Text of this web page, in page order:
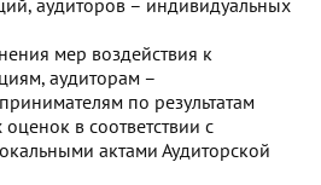
аудиторов – индивидуальных
мер воздействия к
аудиторам –
по результатам
в соответствии с
актами Аудиторской